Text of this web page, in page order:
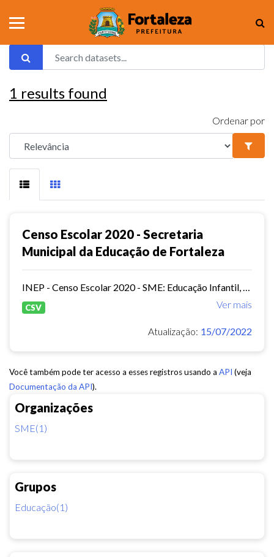
Organizações
SME(1)
Grupos
Educação(1)
1 results found
Ordenar por
Censo Escolar 2020 - Secretaria
Municipal da Educação de Fortaleza
Ver mais
CSV
Atualização: 15/07/2022
Você também pode ter acesso a esses registros usando a API (veja
Documentação da API).